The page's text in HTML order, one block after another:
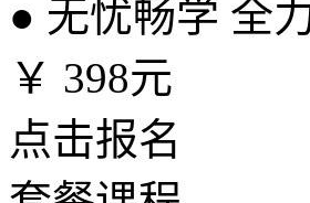
● 无忧畅学 全
￥ 398元
点击报名